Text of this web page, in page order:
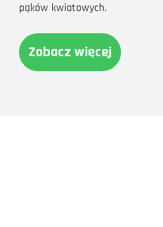
pąków kwiatowych.
Zobacz więcej